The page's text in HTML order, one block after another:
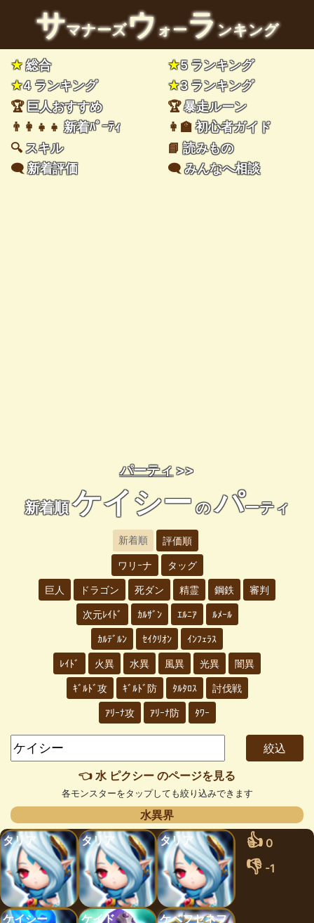
サマナーズウォーランキング
★総合 ★5 ランキング
★4 ランキング ★3 ランキング
🏆巨人おすすめ 🏆暴走ルーン
👨‍👩‍👧‍👧新着ﾊﾟｰﾃｨ 👩‍🏫初心者ガイド
🔍スキル 📘読みもの
🗨️新着評価 🗨️みんなへ相談
パーティ >>
新着順ケイシーのパーティ
新着順 評価順
ワリｰナ タッグ
巨人 ドラゴン 死ダン 精霊 鋼鉄 審判
次元ﾚｲﾄﾞ ｶﾙｻﾞﾝ ｴﾙﾆｱ ﾙﾒｰﾙ
ｶﾙﾃﾞﾙﾝ ｾｲｸﾘｵﾝ ｲﾝﾌｪﾗｽ
ﾚｲﾄﾞ 火異 水異 風異 光異 闇異
ｷﾞﾙﾄﾞ攻 ｷﾞﾙﾄﾞ防 ﾀﾙﾀﾛｽ 討伐戦
ｱﾘｰﾅ攻 ｱﾘｰﾅ防 ﾀﾜｰ
👈 水 ピクシー のページを見る
各モンスターをタップしても絞り込みできます
水異界
タリア
タリア タリア 👍 0
👎 -1
ケイシー ケイド ケベフセネフ